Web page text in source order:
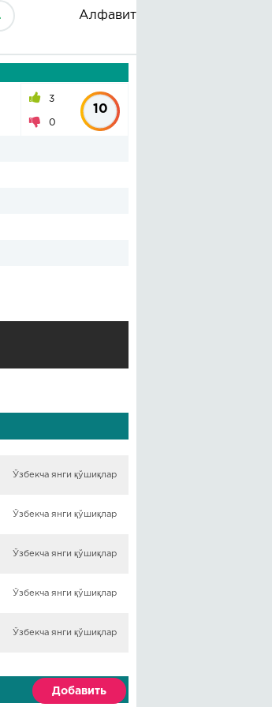
Алфавит
3
0
10
Ўзбекча янги қўшиқлар
Ўзбекча янги қўшиқлар
Ўзбекча янги қўшиқлар
Ўзбекча янги қўшиқлар
Ўзбекча янги қўшиқлар
Добавить